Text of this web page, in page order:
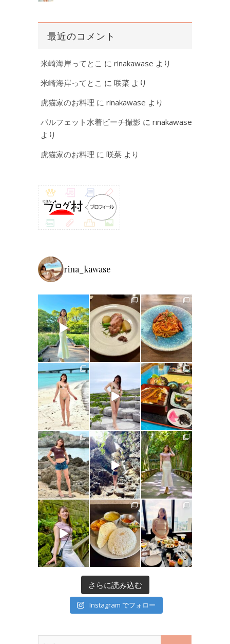
最近のコメント
米崎海岸ってとこ に rinakawase より
米崎海岸ってとこ に 咲菜 より
虎猫家のお料理 に rinakawase より
パルフェット水着ビーチ撮影 に rinakawase
より
虎猫家のお料理 に 咲菜 より
rina_kawase
さらに読み込む
Instagram でフォロー